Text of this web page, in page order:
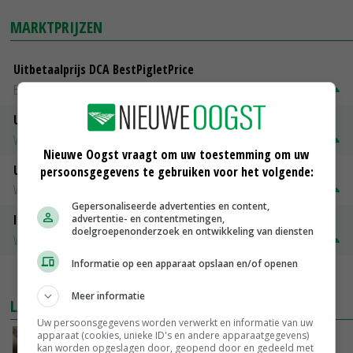
MARKTPRIJZEN
Uitbetaalprijs DCA BestPigletPrice
Biggen weekprijzen
Uitbetaalprijs Compaxo
Vleesvarkens
Uitbetaalprijs Van Rooi Meat
Vleesvarkens
ISN prijs Frankrijk
Vleesvarkens
€ 1,78 € 0,06
LAATSTE NIEUWS
‘Samenwerking A-ware en Amalthea gaat
Nieuwe Oogst vraagt om uw toestemming om uw
persoonsgegevens te gebruiken voor het volgende:
Gepersonaliseerde advertenties en content,
advertentie- en contentmetingen,
doelgroepenonderzoek en ontwikkeling van diensten
Informatie op een apparaat opslaan en/of openen
Meer informatie
Uw persoonsgegevens worden verwerkt en informatie van uw
apparaat (cookies, unieke ID's en andere apparaatgegevens)
kan worden opgeslagen door, geopend door en gedeeld met